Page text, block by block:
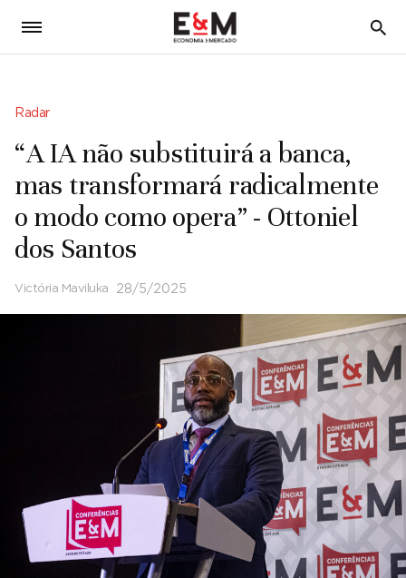
5
Radar
“A IA não substituirá a banca,
mas transformará radicalmente
o modo como opera” - Ottoniel
dos Santos
Victória Maviluka 28/5/2025